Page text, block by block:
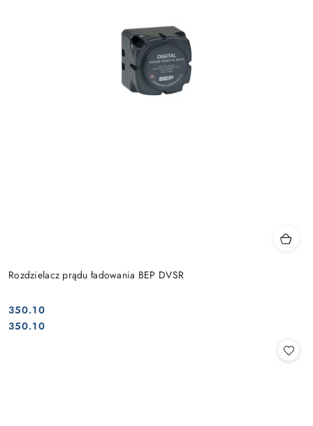
Rozdzielacz prądu ładowania BEP DVSR
Cena:
350.10
Cena:
350.10